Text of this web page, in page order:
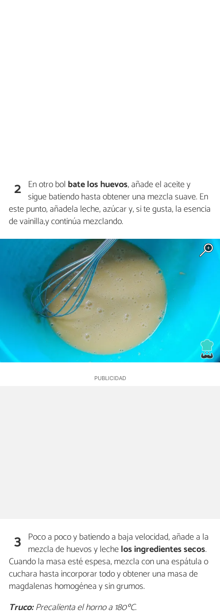
2 En otro bol batelos huevos, añade el aceite y
sigue batiendo hasta obtener una mezcla suave. En
este punto, añadela leche, azúcar y, si te gusta, la esencia
de vainilla,y continúa mezclando.
3 Poco a poco y batiendo a baja velocidad, añade a la
mezcla de huevos y lechelos ingredientes secos.
Cuando la masa esté espesa, mezcla con una espátula o
cuchara hasta incorporar todo y obtener una masa de
magdalenas homogénea y sin grumos.
Truco:Precalienta el horno a 180ºC.